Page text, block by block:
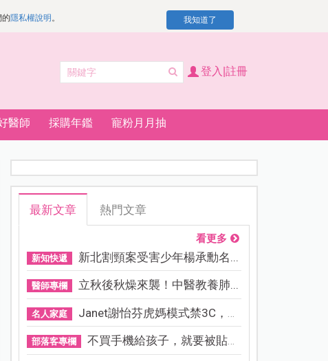
隱私權說明 。 我知道了
登入|註冊
醫師 採購年鑑 寵粉月月抽
最新文章 熱門文章
看更多
新知快遞 新北割頸案受害少年楊承勳名...
醫師專欄 立秋後秋燥來襲！中醫教養肺...
名人家庭 Janet謝怡芬虎媽模式禁3C，看...
部落客專欄 不買手機給孩子，就要被貼「...